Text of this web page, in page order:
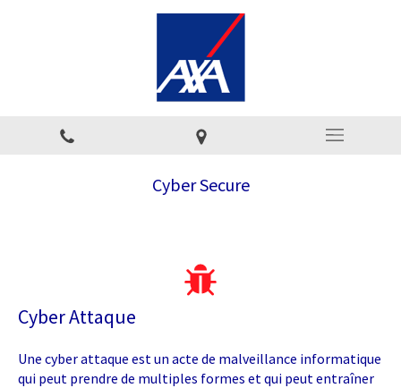
Cyber Secure
Cyber Attaque
Une cyber attaque est un acte de malveillance informatique
qui peut prendre de multiples formes et qui peut entraîner